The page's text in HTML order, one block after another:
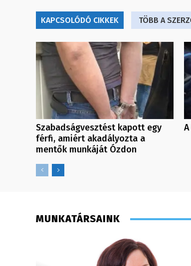
KAPCSOLÓDÓ CIKKEK TÖBB A
Szabadságvesztést kapott egy
férfi, amiért akadályozta a
mentők munkáját Ózdon
MUNKATÁRSAINK